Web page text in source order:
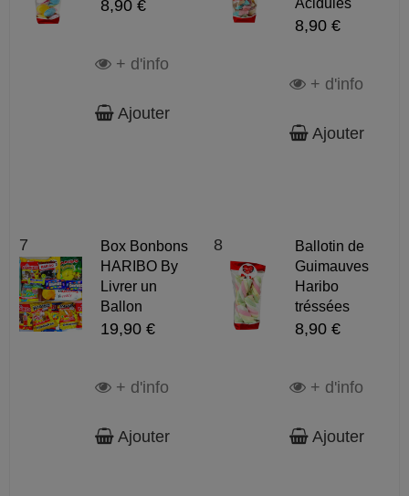
8,90 €
+ d'info
Ajouter
8,90 €
+ d'info
Ajouter
7
Box Bonbons
HARIBO By
Livrer un
Ballon
19,90 €
+ d'info
Ajouter
8
Ballotin de
Guimauves
Haribo
tréssées
8,90 €
+ d'info
Ajouter